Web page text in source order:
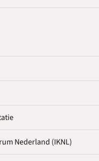
Nederland (IKNL)